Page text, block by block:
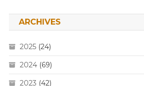
ARCHIVES
2025(24)
2024(69)
2023 (42)